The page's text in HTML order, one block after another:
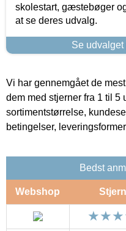
skolestart, gæstebøger
at se deres udvalg.
Se udvalget
Vi har gennemgået de
dem med stjerner fra 1 til 5
sortimentstørrelse,
betingelser,
Bedst
Webshop